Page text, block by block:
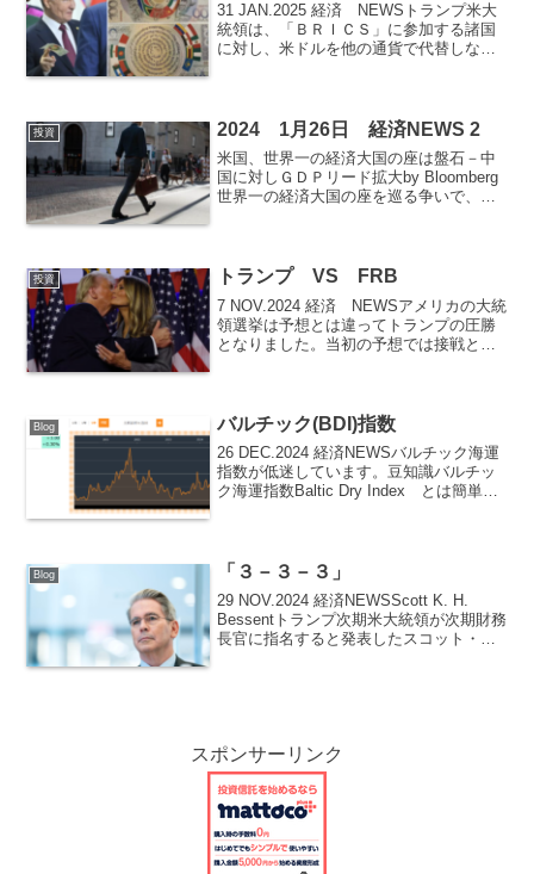
31 JAN.2025 経済 NEWSトランプ米大
統領は、「ＢＲＩＣＳ」に参加する諸国
に対し、米ドルを他の通貨で代替しない
基軸通貨...
投資 2024 1月26日 経済NEWS 2
米国、世界一の経済大国の座は盤石－中
国に対しＧＤＰリード拡大by Bloomberg
世界一の経済大国の座を巡る争いで、米
スで前年...
投資 トランプ VS FRB
7 NOV.2024 経済 NEWSアメリカの大統
領選挙は予想とは違ってトランプの圧勝
となりました。当初の予想では接戦とな
これはア...
Blog バルチック(BDI)指数
26 DEC.2024 経済NEWSバルチック海運
指数が低迷しています。豆知識バルチッ
ク海運指数Baltic Dry Index とは簡単に
Blog 「３－３－３」
29 NOV.2024 経済NEWSScott K. H.
Bessentトランプ次期米大統領が次期財務
長官に指名すると発表したスコット・ベ
スポンサーリンク